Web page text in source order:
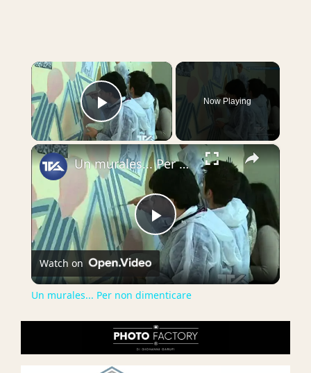
×
Play Video
Now Playing
×
Play
Video
Un murales... Per non dimenticare
Watch on
Un murales... Per non dimenticare